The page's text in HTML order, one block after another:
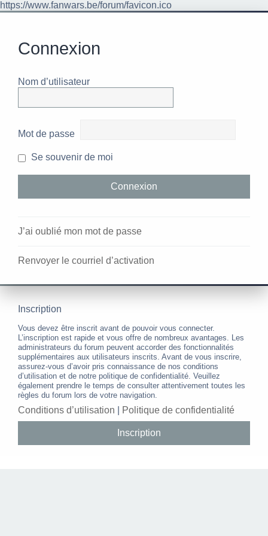
https://www.fanwars.be/forum/favicon.ico
Connexion
Nom d’utilisateur
Mot de passe
Se souvenir de moi
J’ai oublié mon mot de passe
Renvoyer le courriel d’activation
Inscription
Vous devez être inscrit avant de pouvoir vous connecter.
L’inscription est rapide et vous offre de nombreux avantages. Les
administrateurs du forum peuvent accorder des fonctionnalités
supplémentaires aux utilisateurs inscrits. Avant de vous inscrire,
assurez-vous d’avoir pris connaissance de nos conditions
d’utilisation et de notre politique de confidentialité. Veuillez
également prendre le temps de consulter attentivement toutes les
règles du forum lors de votre navigation.
Conditions d’utilisation Politique de confidentialité
Inscription